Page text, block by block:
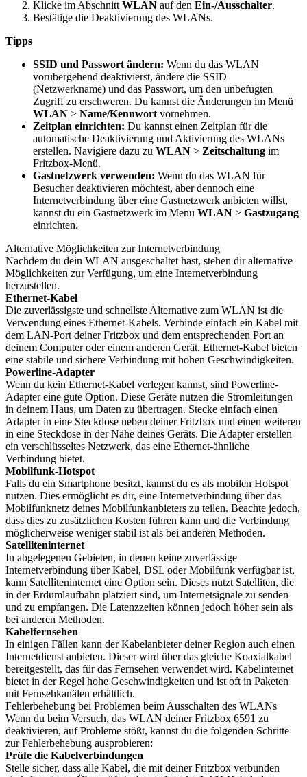
Klicke im Abschnitt WLAN auf den Ein-/Ausschalter.
Bestätige die Deaktivierung des WLANs.
Tipps
SSID und Passwort ändern: Wenn du das WLAN
vorübergehend deaktivierst, ändere die SSID
(Netzwerkname) und das Passwort, um den unbefugten
Zugriff zu erschweren. Du kannst die Änderungen im Menü
WLAN > Name/Kennwort vornehmen.
Zeitplan einrichten: Du kannst einen Zeitplan für die
automatische Deaktivierung und Aktivierung des WLANs
erstellen. Navigiere dazu zu WLAN > Zeitschaltung im
Fritzbox-Menü.
Gastnetzwerk verwenden: Wenn du das WLAN für
Besucher deaktivieren möchtest, aber dennoch eine
Internetverbindung über eine Gastnetzwerk anbieten willst,
kannst du ein Gastnetzwerk im Menü WLAN > Gastzugang
einrichten.
Alternative Möglichkeiten zur Internetverbindung
Nachdem du dein WLAN ausgeschaltet hast, stehen dir alternative
Möglichkeiten zur Verfügung, um eine Internetverbindung
herzustellen.
Ethernet-Kabel
Die zuverlässigste und schnellste Alternative zum WLAN ist die
Verwendung eines Ethernet-Kabels. Verbinde einfach ein Kabel mit
dem LAN-Port deiner Fritzbox und dem entsprechenden Port an
deinem Computer oder einem anderen Gerät. Ethernet-Kabel bieten
eine stabile und sichere Verbindung mit hohen Geschwindigkeiten.
Powerline-Adapter
Wenn du kein Ethernet-Kabel verlegen kannst, sind Powerline-
Adapter eine gute Option. Diese Geräte nutzen die Stromleitungen
in deinem Haus, um Daten zu übertragen. Stecke einfach einen
Adapter in eine Steckdose neben deiner Fritzbox und einen weiteren
in eine Steckdose in der Nähe deines Geräts. Die Adapter erstellen
ein verschlüsseltes Netzwerk, das eine Ethernet-ähnliche
Verbindung bietet.
Mobilfunk-Hotspot
Falls du ein Smartphone besitzt, kannst du es als mobilen Hotspot
nutzen. Dies ermöglicht es dir, eine Internetverbindung über das
Mobilfunknetz deines Mobilfunkanbieters zu teilen. Beachte jedoch,
dass dies zu zusätzlichen Kosten führen kann und die Verbindung
möglicherweise weniger stabil ist als bei anderen Methoden.
Satelliteninternet
In abgelegenen Gebieten, in denen keine zuverlässige
Internetverbindung über Kabel, DSL oder Mobilfunk verfügbar ist,
kann Satelliteninternet eine Option sein. Dieses nutzt Satelliten, die
in der Erdumlaufbahn platziert sind, um Internetsignale zu senden
und zu empfangen. Die Latenzzeiten können jedoch höher sein als
bei anderen Methoden.
Kabelfernsehen
In einigen Fällen kann der Kabelanbieter deiner Region auch einen
Internetdienst anbieten. Dieser wird über das gleiche Koaxialkabel
bereitgestellt, das für das Fernsehen verwendet wird. Kabelinternet
bietet in der Regel hohe Geschwindigkeiten und ist oft in Paketen
mit Fernsehkanälen erhältlich.
Fehlerbehebung bei Problemen beim Ausschalten des WLANs
Wenn du beim Versuch, das WLAN deiner Fritzbox 6591 zu
deaktivieren, auf Probleme stößt, kannst du die folgenden Schritte
zur Fehlerbehebung ausprobieren:
Prüfe die Kabelverbindungen
Stelle sicher, dass alle Kabel, die mit deiner Fritzbox verbunden